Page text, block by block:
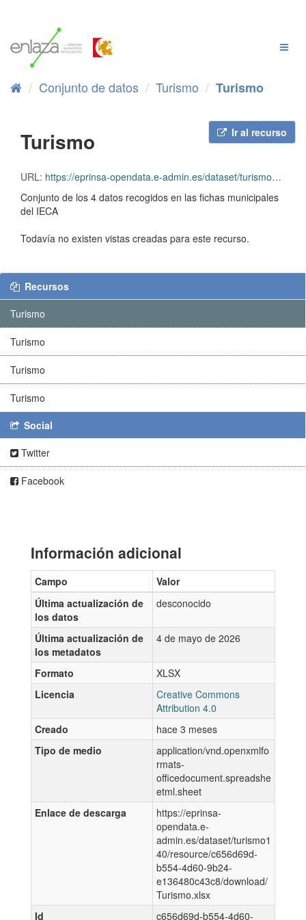
Conjunto de datos Turismo Turismo
Ir al recurso
Turismo
URL: https://eprinsa-opendata.e-admin.es/dataset/turismo140/resource/c656d69d-b554-4d60-9b24-e136480c43c8/download/Turismo.xlsx
Conjunto de los 4 datos recogidos en las fichas municipales
del IECA
Todavía no existen vistas creadas para este recurso.
Recursos
Turismo
Turismo
Turismo
Turismo
Social
Twitter
Facebook
Información adicional
Campo
Valor
Última actualización de
los datos
desconocido
Última actualización de
los metadatos
4 de mayo de 2026
Formato
XLSX
Licencia
Creative Commons
Attribution 4.0
Creado
hace 3 meses
Tipo de medio
application/vnd.openxmlfo
rmats-
officedocument.spreadshe
etml.sheet
Enlace de descarga
https://eprinsa-
opendata.e-
admin.es/dataset/turismo1
40/resource/c656d69d-
b554-4d60-9b24-
e136480c43c8/download/
Turismo.xlsx
Id
c656d69d-b554-4d60-